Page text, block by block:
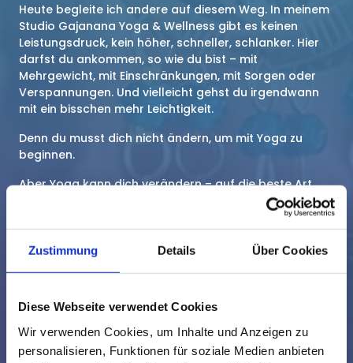
Zustimmung Details Über Cookies
Diese Webseite verwendet Cookies
Wir verwenden Cookies, um Inhalte und Anzeigen zu
personalisieren, Funktionen für soziale Medien anbieten
Heute begleite ich andere auf diesem Weg. In meinem
Studio Gajanana Yoga & Wellness gibt es keinen
Leistungsdruck, kein höher, schneller, schlanker. Hier
darfst du ankommen, so wie du bist – mit
Mehrgewicht, mit Einschränkungen, mit Sorgen oder
Verspannungen. Und vielleicht gehst du irgendwann
mit ein bisschen mehr Leichtigkeit.
Denn du musst dich nicht ändern, um mit Yoga zu
beginnen.
Aber Yoga kann dich verändern – auf die beste Art.
Qualifikationen
Empathie und eigene Erfahrungen sorgen für die
fachliche Kompetenz
Hathayoga & YinAwakeningYoga